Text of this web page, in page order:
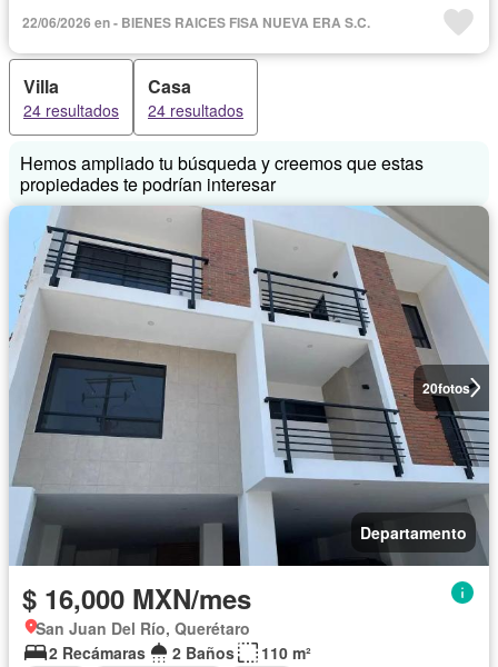
22/06/2026 en - BIENES RAICES FISA NUEVA ERA S.C.
Villa
24 resultados
Casa
24 resultados
Hemos ampliado tu búsqueda y creemos que estas
propiedades te podrían interesar
20fotos
Departamento
$ 16,000 MXN/mes
San Juan Del Río, Querétaro
2 Recámaras
2 Baños
110 m²